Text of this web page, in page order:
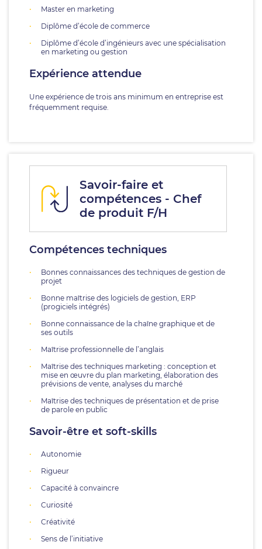
Master en marketing
Diplôme d’école de commerce
Diplôme d’école d’ingénieurs avec une spécialisation
en marketing ou gestion
Expérience attendue
Une expérience de trois ans minimum en entreprise est
fréquemment requise.
Savoir-faire et
compétences - Chef
de produit F/H
Compétences techniques
Bonnes connaissances des techniques de gestion de
projet
Bonne maîtrise des logiciels de gestion, ERP
(progiciels intégrés)
Bonne connaissance de la chaîne graphique et de
ses outils
Maîtrise professionnelle de l’anglais
Maîtrise des techniques marketing : conception et
mise en œuvre du plan marketing, élaboration des
prévisions de vente, analyses du marché
Maîtrise des techniques de présentation et de prise
de parole en public
Savoir-être et soft-skills
Autonomie
Rigueur
Capacité à convaincre
Curiosité
Créativité
Sens de l’initiative